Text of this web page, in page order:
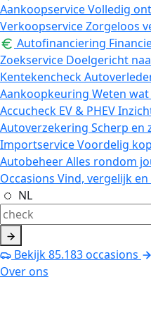
AankoopserviceVolledig
VerkoopserviceZorgeloos
Autofinanciering
Zoekservice Doelgericht
Kentekencheck
Aankoopkeuring Weten
Accucheck EV & PHEV
Autoverzekering Scherp en
ImportserviceVoordelig
AutobeheerAlles rondom
Occasions Vind, vergelijk
NL
Bekijk85.183occasions
Over ons